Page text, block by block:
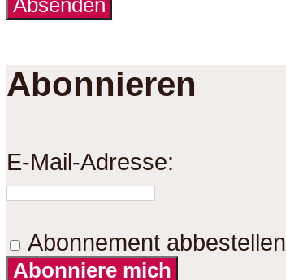
Abonnieren
E-Mail-Adresse:
Abonnement abbestellen
Abonniere mich